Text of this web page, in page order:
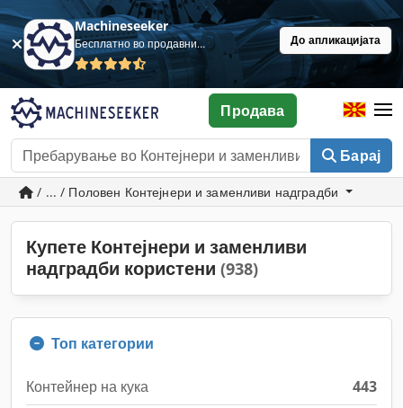
Machineseeker
Бесплатно во продавница До апликацијата
Барај
Продава
/ ... / Половен Контејнери и заменливи надградби
Купете Контејнери и заменливи
надградби користени (938)
Топ категории
Контейнер на кука
443